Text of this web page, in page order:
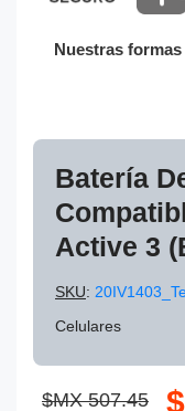
Nuestras
Batería
Active 3
SKU:
Celulares
$MX 507.45